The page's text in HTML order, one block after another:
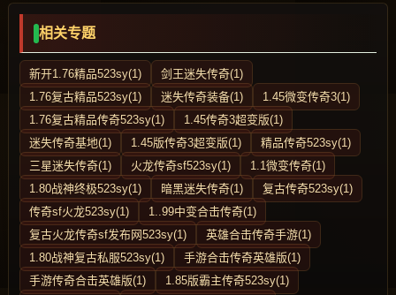
相关专题
新开1.76精品523sy(1)
剑王迷失传奇(1)
1.76复古精品523sy(1)
迷失传奇装备(1)
1.45微变传奇3(1)
1.76复古精品传奇523sy(1)
1.45传奇3超变版(1)
迷失传奇基地(1)
1.45版传奇3超变版(1)
精品传奇523sy(1)
三星迷失传奇(1)
火龙传奇sf523sy(1)
1.1微变传奇(1)
1.80战神终极523sy(1)
暗黑迷失传奇(1)
复古传奇523sy(1)
传奇sf火龙523sy(1)
1..99中变合击传奇(1)
复古火龙传奇sf发布网523sy(1)
英雄合击传奇手游(1)
1.80战神复古私服523sy(1)
手游合击传奇英雄版(1)
手游传奇合击英雄版(1)
1.85版霸主传奇523sy(1)